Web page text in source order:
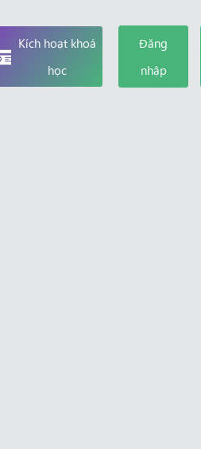
Kích hoạt khoá
học
Đăng
nhập